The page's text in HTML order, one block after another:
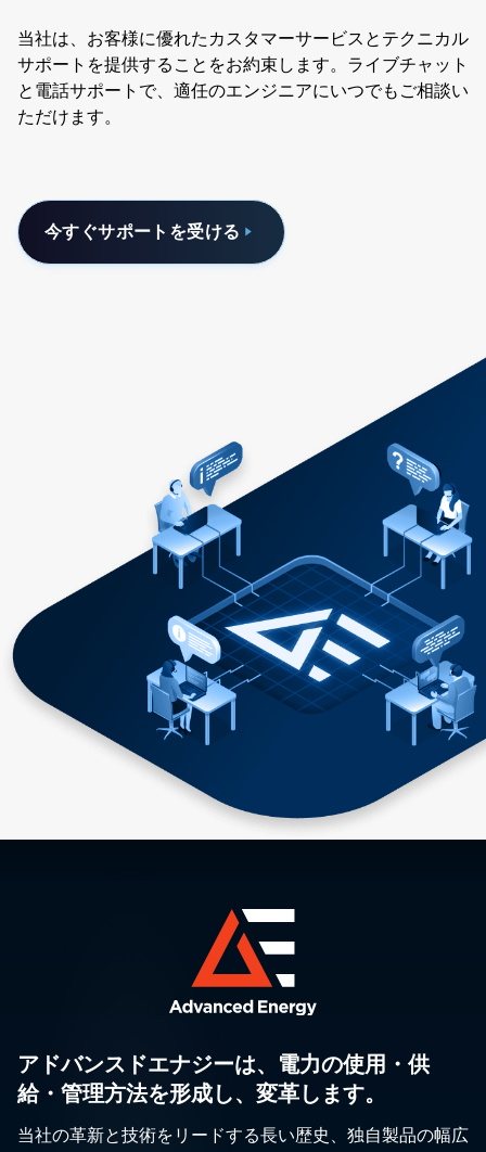
当社は、お客様に優れたカスタマーサービスとテクニカル
サポートを提供することをお約束します。ライブチャット
と電話サポートで、適任のエンジニアにいつでもご相談い
ただけます。
今すぐサポートを受ける
アドバンスドエナジーは、電力の使用・供
給・管理方法を形成し、変革します。
当社の革新と技術をリードする長い歴史、独自製品の幅広